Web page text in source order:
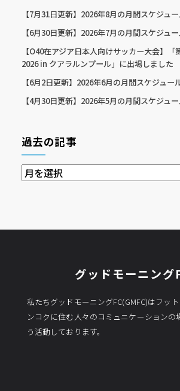
【7月31日更新】2026年8月の月間スケジュ
【6月30日更新】2026年7月の月間スケジュ
【O40在アジア日本人向けサッカー大会】
2026 in クアラルンプール」に出場しました
【6月2日更新】2026年6月の月間スケジュー
【4月30日更新】2026年5月の月間スケジュ
過去の記事
過
去
事
グッドモーニング
私たちグッドモーニングFC(GMFC)はフッ
ンコクに住む人々のコミュニケーションの
う活動しております。